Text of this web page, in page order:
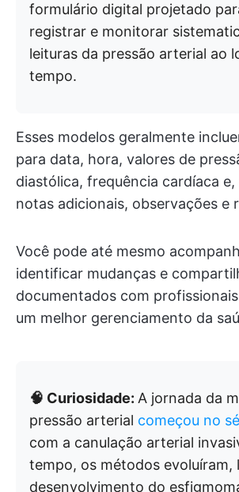
formulário digital projetado
registrar e monitorar
leituras da pressão arterial ao
tempo.
Esses modelos geralmente
para data, hora, valores de
diastólica, frequência cardíaca e,
notas adicionais, observações e
Você pode até mesmo
identificar mudanças e
documentados com
um melhor gerenciamento da
🧠 Curiosidade: A jornada da
pressão arterial começou no
com a canulação arterial
tempo, os métodos evoluíram,
desenvolvimento do